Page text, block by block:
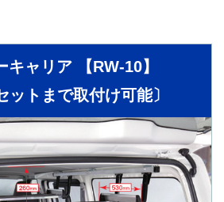
キャリア 【RW-10】
ットまで取付け可能〕